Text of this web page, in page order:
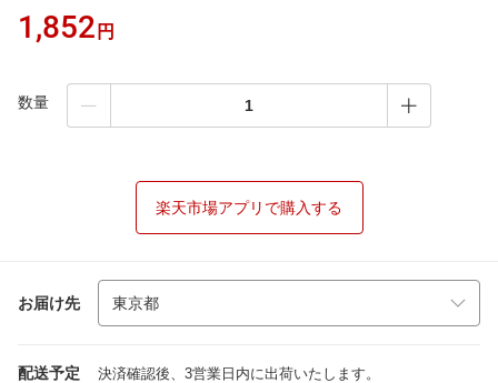
1,852 円
数量
楽天市場アプリで購入する
お届け先
配送予定 決済確認後、3営業日内に出荷いたします。